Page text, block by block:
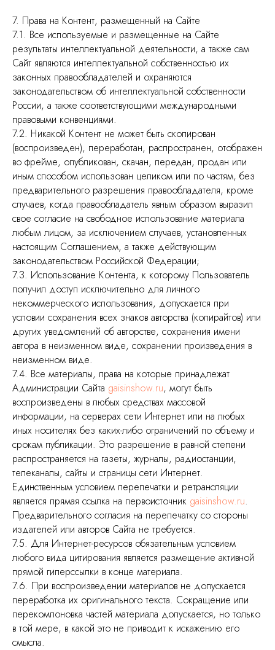
7. Права на Контент, размещенный на Сайте
7.1. Все используемые и размещенные на Сайте
результаты интеллектуальной деятельности, а также сам
Сайт являются интеллектуальной собственностью их
законных правообладателей и охраняются
законодательством об интеллектуальной собственности
России, а также соответствующими международными
правовыми конвенциями.
7.2. Никакой Контент не может быть скопирован
(воспроизведен), переработан, распространен, отображен
во фрейме, опубликован, скачан, передан, продан или
иным способом использован целиком или по частям, без
предварительного разрешения правообладателя, кроме
случаев, когда правообладатель явным образом выразил
свое согласие на свободное использование материала
любым лицом, за исключением случаев, установленных
настоящим Соглашением, а также действующим
законодательством Российской Федерации;
7.3. Использование Контента, к которому Пользователь
получил доступ исключительно для личного
некоммерческого использования, допускается при
условии сохранения всех знаков авторства (копирайтов) или
других уведомлений об авторстве, сохранения имени
автора в неизменном виде, сохранении произведения в
неизменном виде.
7.4. Все материалы, права на которые принадлежат
Администрации Сайта gaisinshow.ru, могут быть
воспроизведены в любых средствах массовой
информации, на серверах сети Интернет или на любых
иных носителях без каких-либо ограничений по объему и
срокам публикации. Это разрешение в равной степени
распространяется на газеты, журналы, радиостанции,
телеканалы, сайты и страницы сети Интернет.
Единственным условием перепечатки и ретрансляции
является прямая ссылка на первоисточник gaisinshow.ru.
Предварительного согласия на перепечатку со стороны
издателей или авторов Сайта не требуется.
7.5. Для Интернет-ресурсов обязательным условием
любого вида цитирования является размещение активной
прямой гиперссылки в конце материала.
7.6. При воспроизведении материалов не допускается
переработка их оригинального текста. Сокращение или
перекомпоновка частей материала допускается, но только
в той мере, в какой это не приводит к искажению его
смысла.